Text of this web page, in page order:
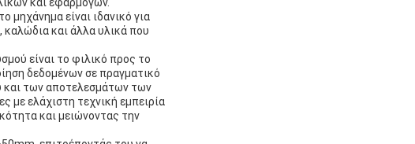
μηχάνημα είναι ιδανικό για
και άλλα υλικά που
είναι το φιλικό προς το
δεδομένων σε πραγματικό
και των αποτελεσμάτων των
με ελάχιστη τεχνική εμπειρία
και μειώνοντας την